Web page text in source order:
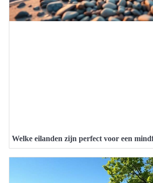
Welke eilanden zijn perfect voor een